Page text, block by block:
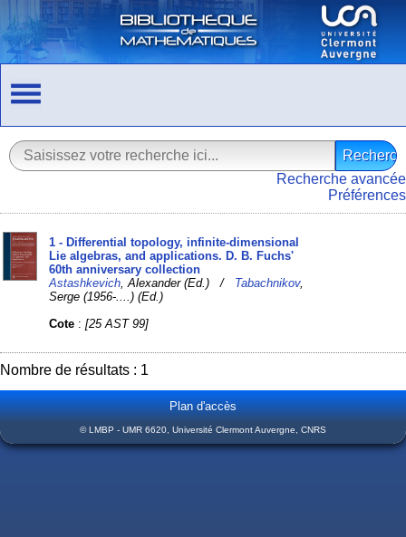
Recherche avancée
Préférences
1 - Differential topology, infinite-dimensional
Lie algebras, and applications. D. B. Fuchs'
60th anniversary collection
Astashkevich , Alexander (Ed.) / Tabachnikov,
Serge (1956-....) (Ed.)
Cote :[25 AST 99]
Nombre de résultats : 1
Plan d'accès
© LMBP - UMR 6620, Université Clermont Auvergne, CNRS